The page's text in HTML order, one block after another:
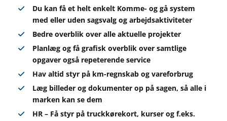
Du kan få et helt enkelt Komme- og gå system
med eller uden sagsvalg og arbejdsaktiviteter
Bedre overblik over alle aktuelle projekter
Planlæg og få grafisk overblik over samtlige
opgaver også repeterende service
Hav altid styr på km-regnskab og vareforbrug
Læg billeder og dokumenter op på sagen, så alle i
marken kan se dem
HR – Få styr på truckkørekort, kurser og f.eks.